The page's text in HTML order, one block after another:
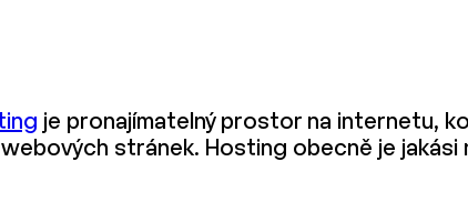
je pronajímatelný prostor na internetu,
stránek. Hosting obecně je